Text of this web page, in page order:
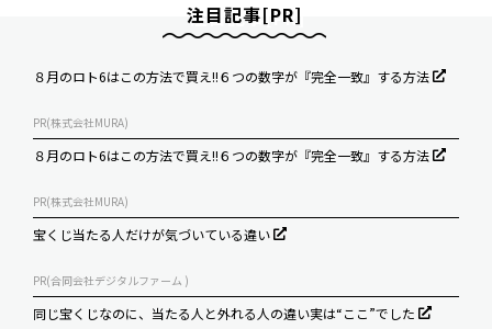
注目記事[PR]
８月のロト6はこの方法で買え!!６つの数字が『完全一致』する方法
PR(株式会社MURA)
８月のロト6はこの方法で買え!!６つの数字が『完全一致』する方法
PR(株式会社MURA)
宝くじ当たる人だけが気づいている違い
PR(合同会社デジタルファーム )
同じ宝くじなのに、当たる人と外れる人の違い実は“ここ”でした